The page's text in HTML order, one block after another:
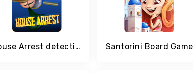
House Arrest detective board game Santorini Board Game